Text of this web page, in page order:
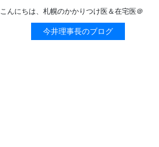
こんにちは、札幌のかかりつけ医＆在宅医＠
今井理事長のブログ